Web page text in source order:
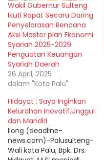
Wakil Gubernur Sulteng
Ikuti Rapat Secara Daring
Penyelarasan Rencana
Aksi Master plan Ekonomi
Syariah 2025-2029
Penguatan Keuangan
Syariah Daerah
26 April, 2025
dalam "Kota Palu"
Hidayat : Saya Inginkan
Kelurahan Inovatif,Unggul
dan Mandiri
Ilong (deadline-
news.com)-Palusulteng-
Wali kota Palu, Bpk. Drs.